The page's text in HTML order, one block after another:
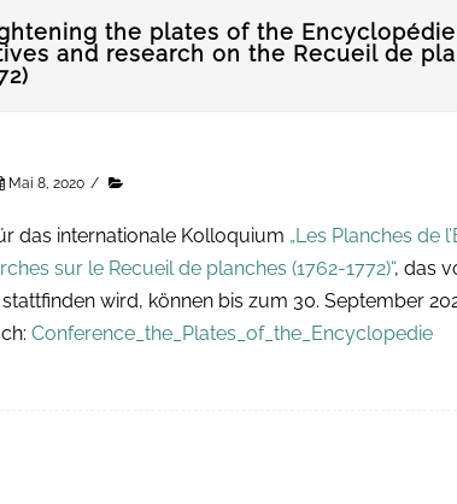
the plates of the
and research on the Recueil de
Mai 8, 2020 /
das internationale Kolloquium „Les Planches de
sur le Recueil de planches (1762-1772)“, das
wird, können bis zum 30. September
Conference_the_Plates_of_the_Encyclopedie